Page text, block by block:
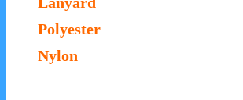
Polyester
Nylon